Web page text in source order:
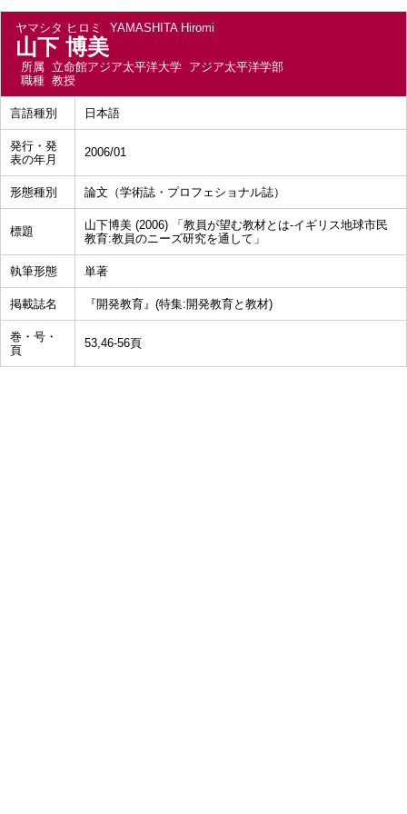
ヤマシタ ヒロミ YAMASHITA Hiromi
山下 博美
所属 立命館アジア太平洋大学 アジア太平洋学部
職種 教授
言語種別 日本語
発行・発
表の年月
2006/01
形態種別 論文（学術誌・プロフェショナル誌）
標題
山下博美 (2006) 「教員が望む教材とは‐イギリス地球市民
教育:教員のニーズ研究を通して」
執筆形態 単著
掲載誌名 『開発教育』(特集:開発教育と教材)
巻・号・
頁
53,46-56頁